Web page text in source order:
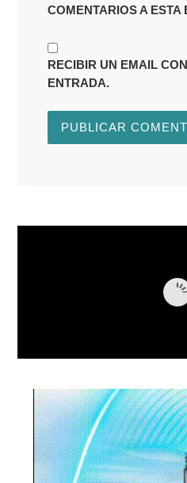
COMENTARIOS A ESTA
RECIBIR UN EMAIL
ENTRADA.